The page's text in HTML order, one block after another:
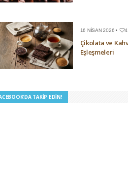
16 NISAN 2026 •
Çikolata ve
Eşleşmeleri
TAKIP EDIN!